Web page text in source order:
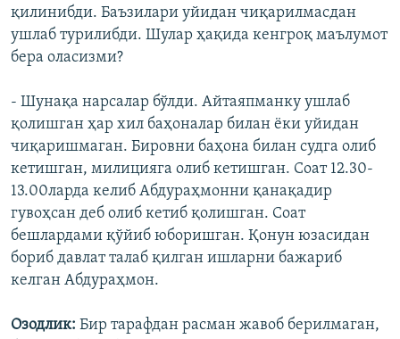
қилинибди. Баъзилари уйидан чиқарилмасдан
ушлаб турилибди. Шулар ҳақида кенгроқ маълумот
бера оласизми?
- Шунақа нарсалар бўлди. Айтаяпманку ушлаб
қолишган ҳар хил баҳоналар билан ëки уйидан
чиқаришмаган. Бировни баҳона билан судга олиб
кетишган, милицияга олиб кетишган. Соат 12.30-
13.00ларда келиб Абдураҳмонни қанақадир
гувоҳсан деб олиб кетиб қолишган. Соат
бешлардами қўйиб юборишган. Қонун юзасидан
бориб давлат талаб қилган ишларни бажариб
келган Абдураҳмон.
Озодлик: Бир тарафдан расман жавоб берилмаган,